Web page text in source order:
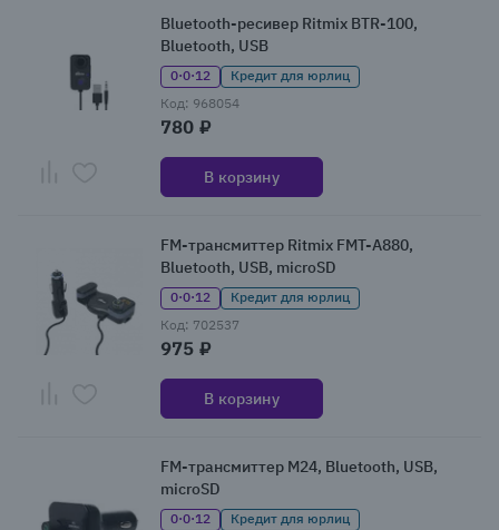
Bluetooth-ресивер Ritmix BTR-100,
Bluetooth, USB
0·0·12
Кредит для юрлиц
Код: 968054
780 ₽
В корзину
FM-трансмиттер Ritmix FMT-A880,
Bluetooth, USB, microSD
0·0·12
Кредит для юрлиц
Код: 702537
975 ₽
В корзину
FM-трансмиттер M24, Bluetooth, USB,
microSD
0·0·12
Кредит для юрлиц